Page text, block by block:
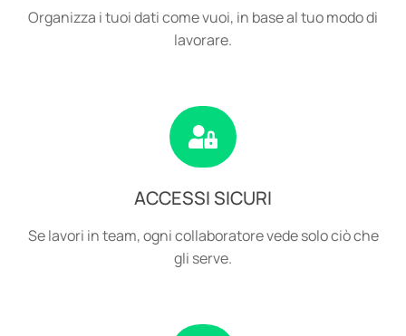
Organizza i tuoi dati come vuoi, in base al tuo modo di
lavorare.
ACCESSI SICURI
Se lavori in team, ogni collaboratore vede solo ciò che
gli serve.